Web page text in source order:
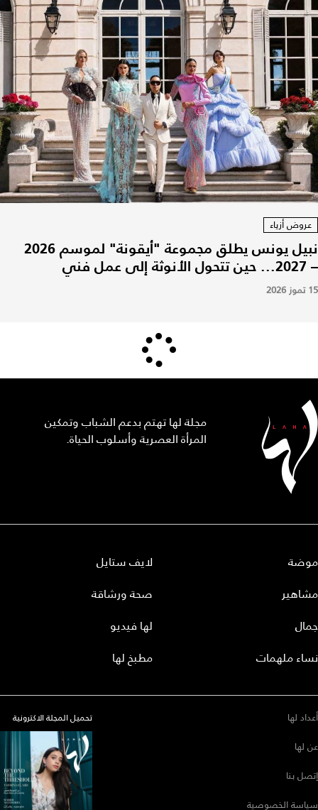
عروض أزياء
نبيل يونس يطلق مجموعة "أيقونة" لموسم 2026
– 2027... حين تتحول الأنوثة إلى عمل فني
15 تموز 2026
مجلة لها تهتم بدعم الشباب وتمكين
المرأة العصرية وأسلوب الحياة.
موضة
مشاهير
جمال
نساء ملهمات
لايف ستايل
صحة ورشاقة
لها فيديو
مطبخ لها
أعداد لها
عن لها
إتصل بنا
سياسة الخصوصية
تحميل المجلة الاكترونية